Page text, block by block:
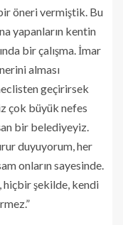
öneri vermiştik. Bu
yapanların kentin
bir çalışma. İmar
alması
geçirirsek
çok büyük nefes
bir belediyeyiz.
duyuyorum, her
onların sayesinde.
hiçbir şekilde, kendi